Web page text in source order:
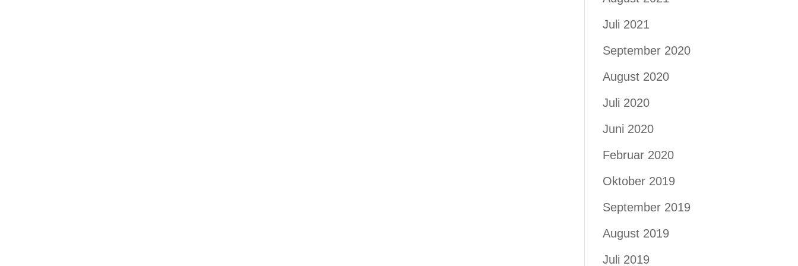
Juli 2021
September 2020
August 2020
Juli 2020
Juni 2020
Februar 2020
Oktober 2019
September 2019
August 2019
Juli 2019